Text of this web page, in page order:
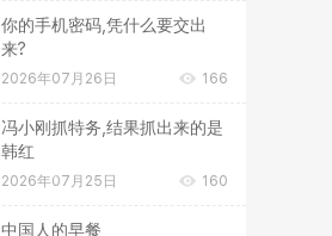
你的手机密码,凭什么要交出
来?
2026年07月26日 166
冯小刚抓特务,结果抓出来的是
韩红
2026年07月25日 160
中国人的早餐